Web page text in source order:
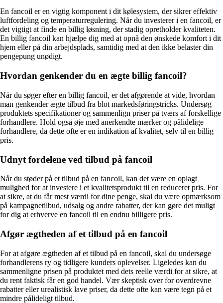
En fancoil er en vigtig komponent i dit kølesystem, der sikrer effektiv
luftfordeling og temperaturregulering. Når du investerer i en fancoil, er
det vigtigt at finde en billig løsning, der stadig opretholder kvaliteten.
En billig fancoil kan hjælpe dig med at opnå den ønskede komfort i dit
hjem eller på din arbejdsplads, samtidig med at den ikke belaster din
pengepung unødigt.
Hvordan genkender du en ægte billig fancoil?
Når du søger efter en billig fancoil, er det afgørende at vide, hvordan
man genkender ægte tilbud fra blot markedsføringstricks. Undersøg
produktets specifikationer og sammenlign priser på tværs af forskellige
forhandlere. Hold også øje med anerkendte mærker og pålidelige
forhandlere, da dette ofte er en indikation af kvalitet, selv til en billig
pris.
Udnyt fordelene ved tilbud på fancoil
Når du støder på et tilbud på en fancoil, kan det være en oplagt
mulighed for at investere i et kvalitetsprodukt til en reduceret pris. For
at sikre, at du får mest værdi for dine penge, skal du være opmærksom
på kampagnetilbud, udsalg og andre rabatter, der kan gøre det muligt
for dig at erhverve en fancoil til en endnu billigere pris.
Afgør ægtheden af et tilbud på en fancoil
For at afgøre ægtheden af et tilbud på en fancoil, skal du undersøge
forhandlerens ry og tidligere kunders oplevelser. Ligeledes kan du
sammenligne prisen på produktet med dets reelle værdi for at sikre, at
du rent faktisk får en god handel. Vær skeptisk over for overdrevne
rabatter eller urealistisk lave priser, da dette ofte kan være tegn på et
mindre pålideligt tilbud.